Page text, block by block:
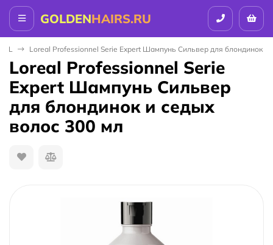
GOLDENHAIRS.RU
Loreal Professionnel Serie Expert Шампунь Сильвер для блондинок и
Loreal Professionnel Serie
Expert Шампунь Сильвер
для блондинок и седых
волос 300 мл